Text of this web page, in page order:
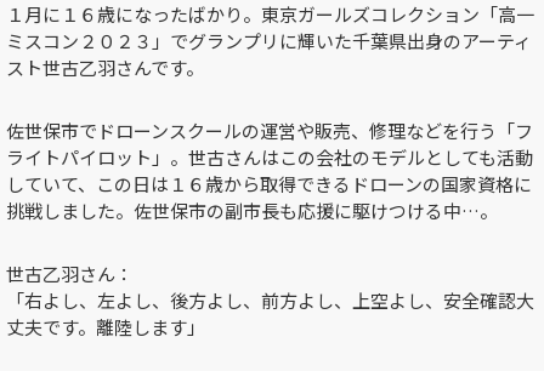
１月に１６歳になったばかり。東京ガールズコレクション「高一
ミスコン２０２３」でグランプリに輝いた千葉県出身のアーティ
スト世古乙羽さんです。
佐世保市でドローンスクールの運営や販売、修理などを行う「フ
ライトパイロット」。世古さんはこの会社のモデルとしても活動
していて、この日は１６歳から取得できるドローンの国家資格に
挑戦しました。佐世保市の副市長も応援に駆けつける中…。
世古乙羽さん：
「右よし、左よし、後方よし、前方よし、上空よし、安全確認大
丈夫です。離陸します」